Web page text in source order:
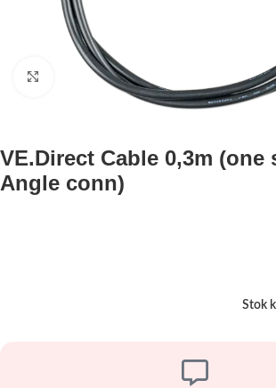
Büyütmek için tıklayın
VE.Direct Cable 0,3m (one
Angle conn)
Stok